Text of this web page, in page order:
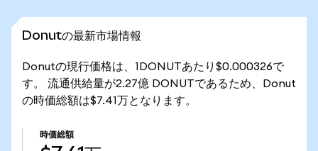
Donutの最新市場情報
Donutの現行価格は、1DONUTあたり$0.000326で
す。 流通供給量が2.27億 DONUTであるため、Donut
の時価総額は$7.41万となります。
時価総額